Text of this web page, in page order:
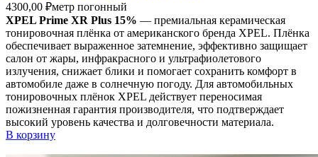
4300,00 ₽метр погонный
XPEL Prime XR Plus 15% — премиальная керамическая
тонировочная плёнка от американского бренда XPEL. Плёнка
обеспечивает выраженное затемнение, эффективно защищает
салон от жары, инфракрасного и ультрафиолетового
излучения, снижает блики и помогает сохранить комфорт в
автомобиле даже в солнечную погоду. Для автомобильных
тонировочных плёнок XPEL действует переносимая
пожизненная гарантия производителя, что подтверждает
высокий уровень качества и долговечности материала.
В корзину